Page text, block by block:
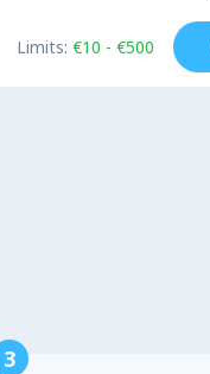
Limits: €10 - €500
3